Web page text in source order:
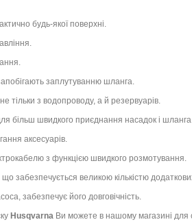
будь-якої поверхні.
заплутуванню шланга.
тільки з водопроводу, а й резервуарів.
більш швидкого приєднання насадок і
аксесуарів.
з функцією швидкого розмотування.
забезпечується великою кількістю
забезпечує його довговічність.
Husqvarna Ви можете в нашому магазині для